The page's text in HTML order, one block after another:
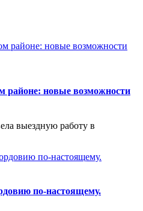
районе: новые возможности
выездную работу в
по-настоящему.